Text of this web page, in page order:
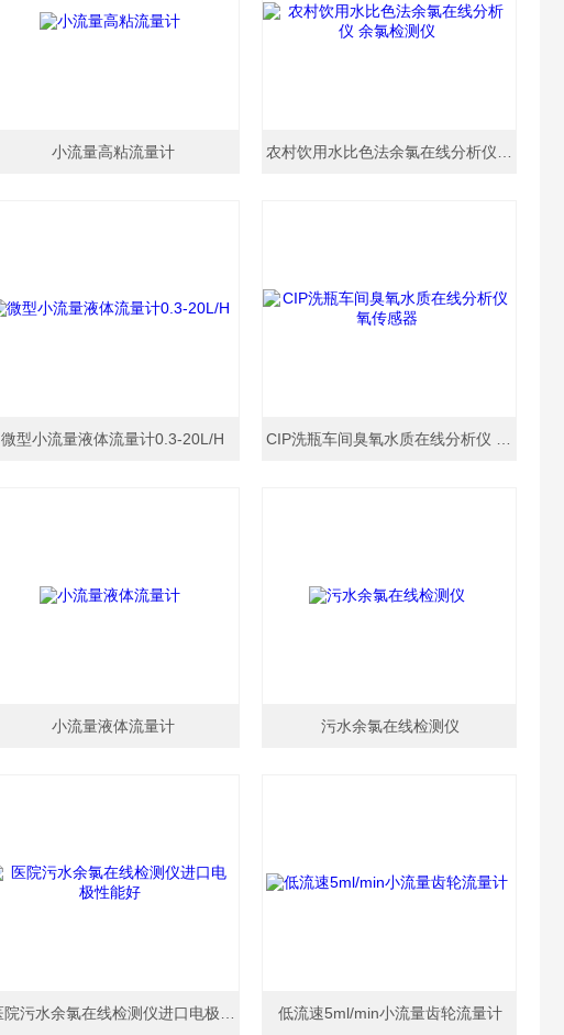
小流量高粘流量计
微型小流量液体流量计0.3-20L/H
小流量液体流量计 污水余氯在线检测仪
低流速5ml/min小流量齿轮流量计